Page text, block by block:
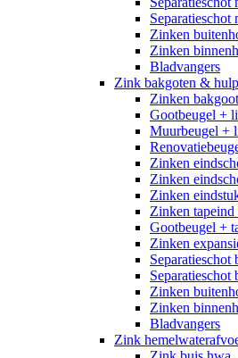
Separatieschot
Zinken
Zinken
Bladvangers
Zink bakgoten &
Zinken bakgoot
Gootbeugel +
Muurbeugel +
Zinken
Zinken
Zinken
Zinken tapeind
Gootbeugel +
Zinken
Separatieschot
Zinken
Zinken
Bladvangers
Zink